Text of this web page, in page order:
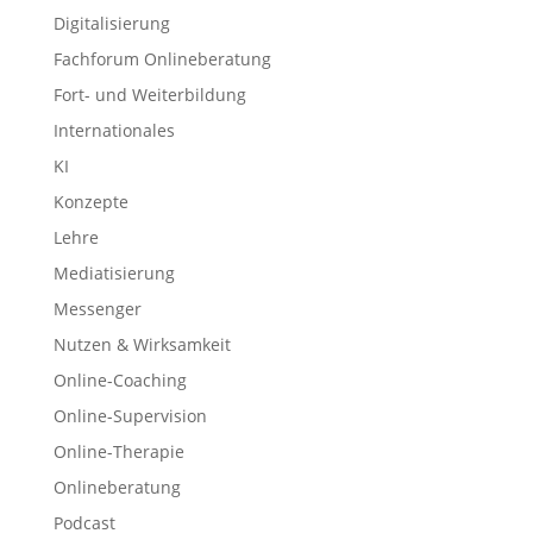
Digitalisierung
Fachforum Onlineberatung
Fort- und Weiterbildung
Internationales
KI
Konzepte
Lehre
Mediatisierung
Messenger
Nutzen & Wirksamkeit
Online-Coaching
Online-Supervision
Online-Therapie
Onlineberatung
Podcast